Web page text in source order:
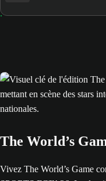
The World’s
Vivez The World’s Game